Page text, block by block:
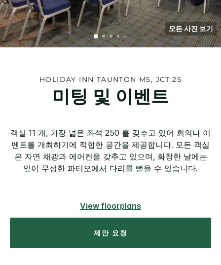
모든 사진 보기
HOLIDAY INN TAUNTON M5, JCT.25
미팅 및 이벤트
객실 11 개, 가장 넓은 좌석 250 를 갖추고 있어 회의나 이
벤트를 개최하기에 적합한 공간을 제공합니다. 모든 객실
은 자연 채광과 에어컨을 갖추고 있으며, 화창한 날에는
잎이 무성한 파티오에서 다리를 뻗을 수 있습니다.
View floorplans
제안 요청